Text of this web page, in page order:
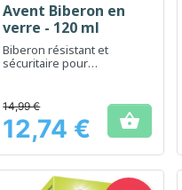
Aperçu rapide
Avent Biberon en
verre - 120 ml
Biberon résistant et
sécuritaire pour
Prix
14,99 €
12,74 € 